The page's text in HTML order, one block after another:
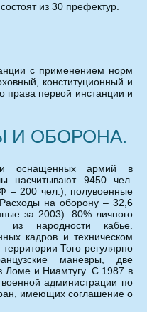
из 30 префектур.
с применением норм
конституционный и
права первой инстанции и
И ОБОРОНА.
и оснащенных армий в
насчитывают 9450 чел.
– 200 чел.), полувоенные
на оборону – 32,6
за 2003). 80% личного
из народности кабье.
кадров и техническом
Того регулярно
маневры, две
Ломе и Ниамтугу. С 1987 в
администрации по
имеющих соглашение о